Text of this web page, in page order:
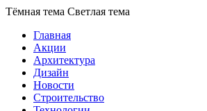
Тёмная тема Светлая тема
Главная
Акции
Архитектура
Дизайн
Новости
Строительство